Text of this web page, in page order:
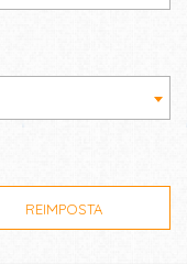
REIMPOSTA